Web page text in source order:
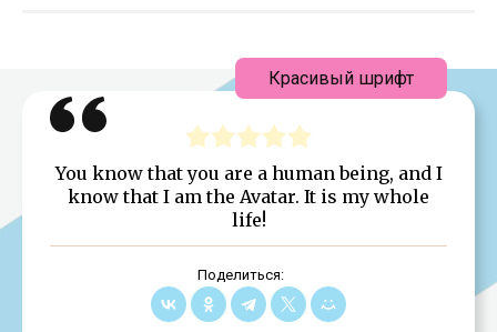
You know that you are a human being, and I
know that I am the Avatar. It is my whole
life!
Поделиться:
Красивый шрифт